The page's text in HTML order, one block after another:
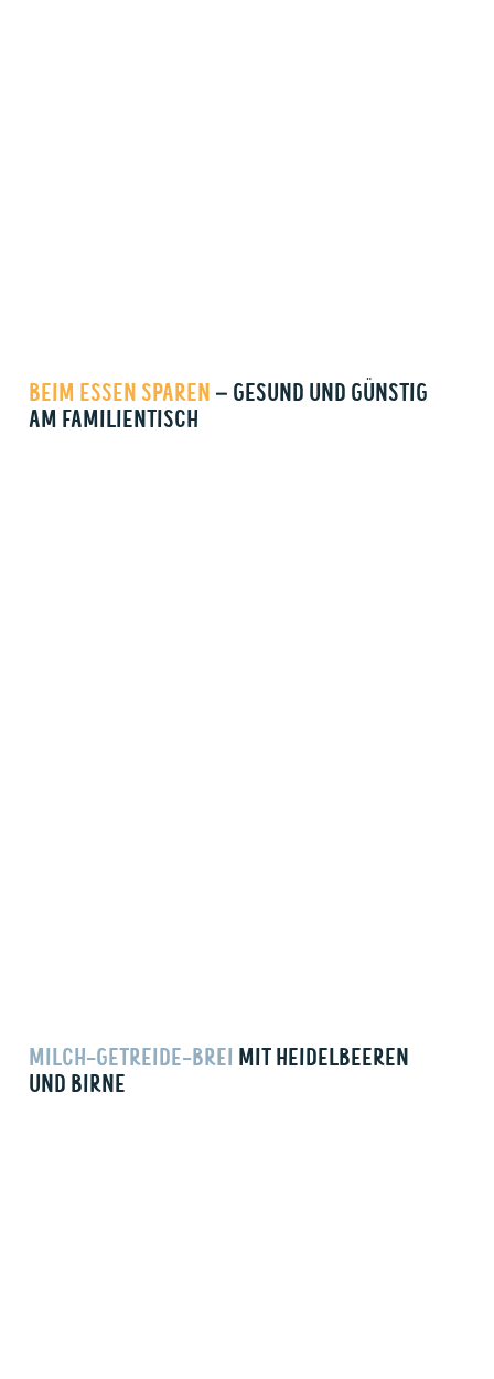
BEIM ESSEN SPAREN – GESUND UND GÜNSTIG
AM FAMILIENTISCH
MILCH-GETREIDE-BREI MIT HEIDELBEEREN
UND BIRNE